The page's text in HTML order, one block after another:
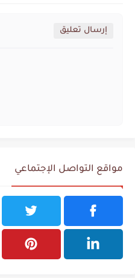
إرسال تعليق
مواقع التواصل الإجتماعي